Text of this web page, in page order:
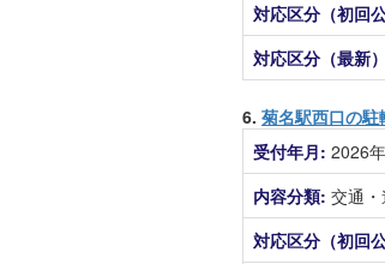
対応区分（初回
対応区分（最新
6. 菊名駅西口の
受付年月: 2026
内容分類: 交通
対応区分（初回